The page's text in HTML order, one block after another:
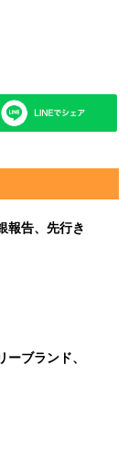
報告、先行き
ブランド、